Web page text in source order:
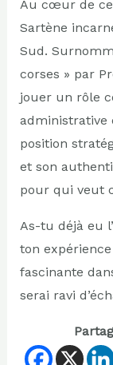
Au cœur de
Sartène
Sud.
corses » par
jouer un rôle
administrative
position
et son
pour qui veut
As-tu déjà eu
ton
fascinante
serai ravi